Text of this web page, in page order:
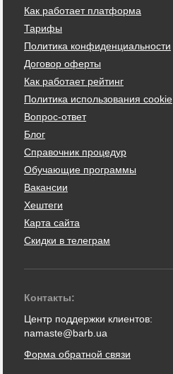
Как работает платформа
Тарифы
Политика конфиденциальности
Договор оферты
Как работает рейтинг
Политика использования cookie
Вопрос-ответ
Блог
Справочник процедур
Обучающие программы
Вакансии
Хештеги
Карта сайта
Скидки в телеграм
Контакты:
Центр поддержки клиентов:
namaste@barb.ua
Форма обратной связи